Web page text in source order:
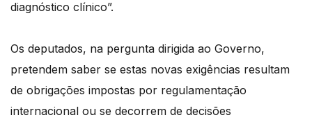
diagnóstico clínico”.
Os deputados, na pergunta dirigida ao Governo,
pretendem saber se estas novas exigências resultam
de obrigações impostas por regulamentação
internacional ou se decorrem de decisões